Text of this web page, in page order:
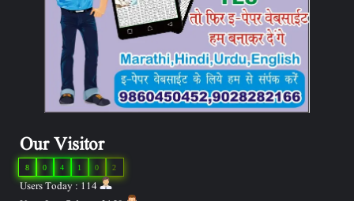
Our Visitor
2
0
1
4
0
8
Users Today : 114